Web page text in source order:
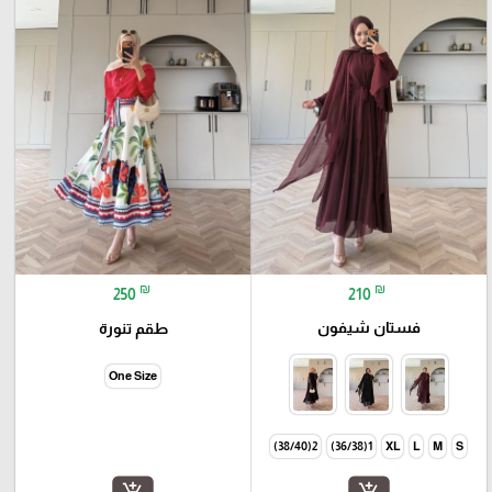
210 ₪
فستان شيفون
S
M
L
XL
1(36/38)
2(38/40)
250 ₪
طقم تنورة
One Size